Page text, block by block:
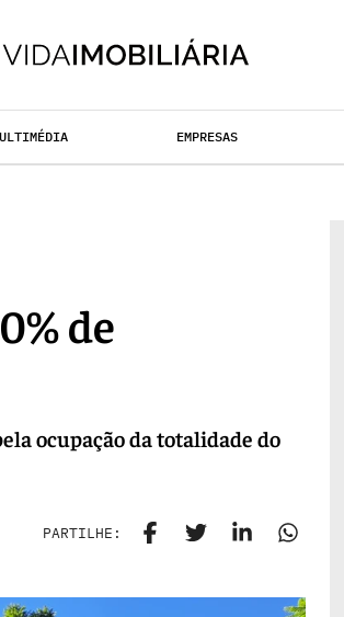
EMPRESAS
de
ocupação da totalidade do
PARTILHE: